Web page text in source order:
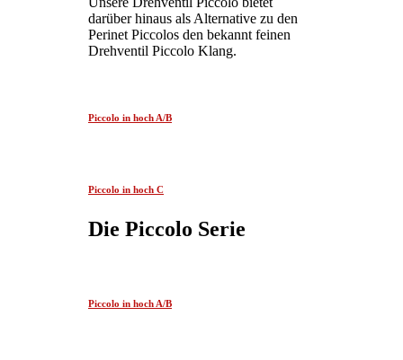
darüber hinaus als Alternative zu den
Perinet Piccolos den bekannt feinen
Drehventil Piccolo Klang.
Piccolo in hoch A/B
Piccolo in hoch C
Die Piccolo Serie
Piccolo in hoch A/B